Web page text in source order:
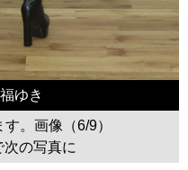
ゆき
。画像（6/9）
次の写真に